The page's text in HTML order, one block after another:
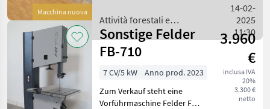
Macchina nuova
befindet sich im
Originalzust
Attività forestali e
lavorazione del legno /
Sonstige
14-02-
2025
11:30
Sonstige Felder
FB-710
3.960
€
inclusa IVA
20%
3.300 €
netto
7 CV/5 kW
Anno prod. 2023
Zum Verkauf steht eine
Vorführmaschine Felder FB-